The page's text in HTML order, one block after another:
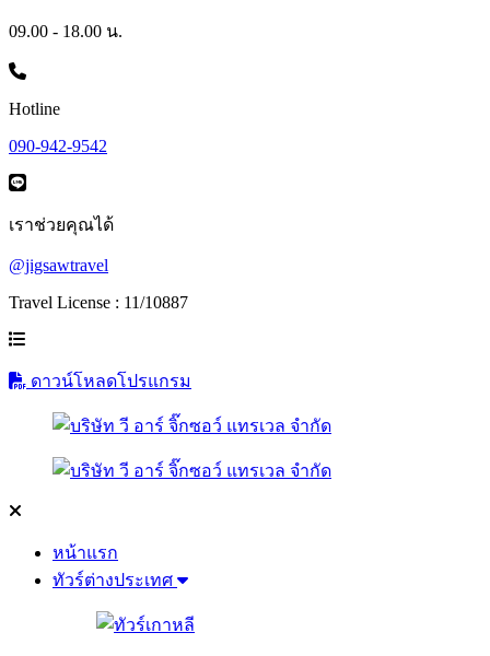
09.00 - 18.00 น.
Hotline
090-942-9542
เราช่วยคุณได้
@jigsawtravel
Travel License : 11/10887
ดาวน์โหลดโปรแกรม
หน้าแรก
ทัวร์ต่างประเทศ